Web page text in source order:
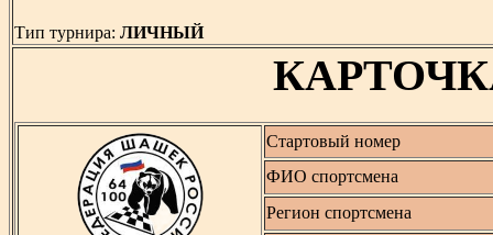
Тип турнира: ЛИЧНЫЙ
Стартовый номер
ФИО спортсмена
Регион спортсмена